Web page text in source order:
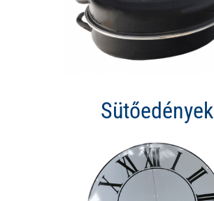
Sütőedények